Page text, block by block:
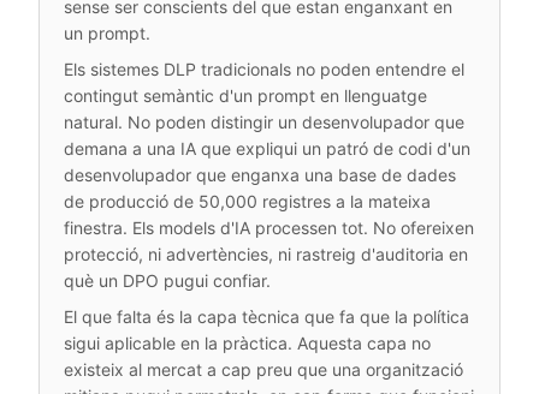
sense ser conscients del que estan enganxant en
un prompt.
Els sistemes DLP tradicionals no poden entendre el
contingut semàntic d'un prompt en llenguatge
natural. No poden distingir un desenvolupador que
demana a una IA que expliqui un patró de codi d'un
desenvolupador que enganxa una base de dades
de producció de 50,000 registres a la mateixa
finestra. Els models d'IA processen tot. No ofereixen
protecció, ni advertències, ni rastreig d'auditoria en
què un DPO pugui confiar.
El que falta és la capa tècnica que fa que la política
sigui aplicable en la pràctica. Aquesta capa no
existeix al mercat a cap preu que una organització